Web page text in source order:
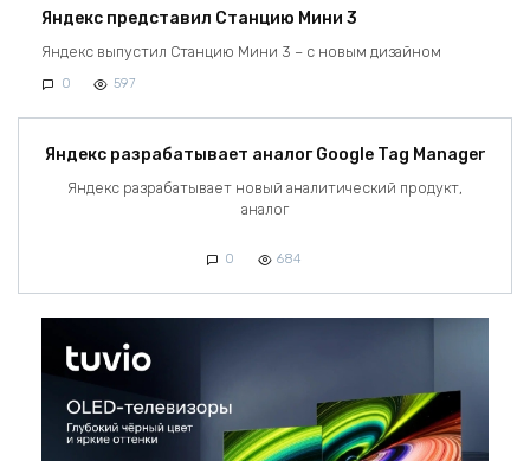
Яндекс представил Станцию Мини 3
Яндекс выпустил Станцию Мини 3 – с новым дизайном
0 597
Яндекс разрабатывает аналог Google Tag Manager
Яндекс разрабатывает новый аналитический продукт,
аналог
0 684